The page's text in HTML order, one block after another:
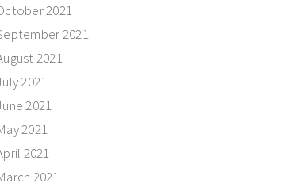
2021
2021
2021
2021
2021
2021
2021
2021